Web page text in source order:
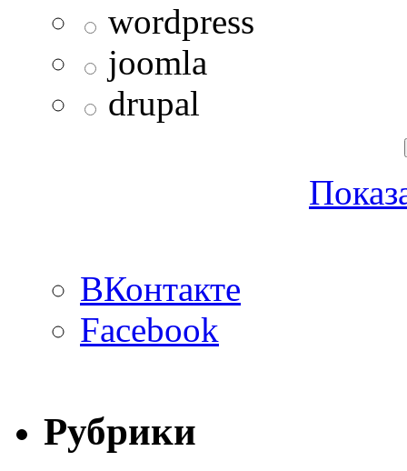
wordpress
joomla
drupal
ВКонтакте
Facebook
Рубрики